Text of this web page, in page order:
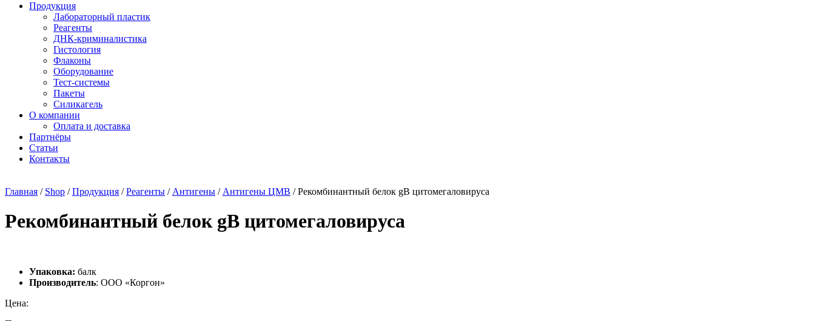
Продукция
Лабораторный пластик
Реагенты
ДНК-криминалистика
Гистология
Флаконы
Оборудование
Тест-системы
Пакеты
Силикагель
О компании
Оплата и доставка
Партнёры
Статьи
Контакты
Главная / Shop /Продукция /Реагенты / Антигены / Антигены ЦМВ /Рекомбинантный белок gB цитомегаловируса
Рекомбинантный белок gB цитомегаловируса
Упаковка: балк
Производитель: ООО «Коргон»
Цена: